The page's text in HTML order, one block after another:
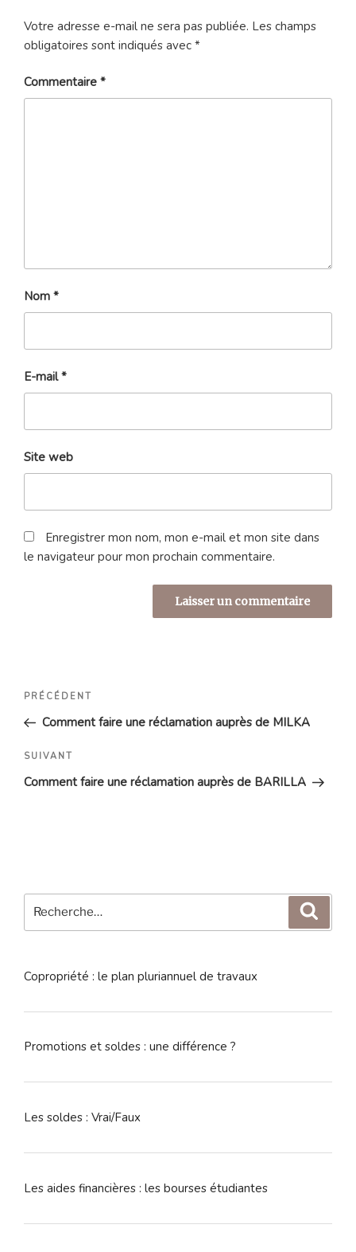
Votre adresse e-mail ne sera pas publiée. Les champs
obligatoires sont indiqués avec *
Commentaire *
Nom *
E-mail*
Site web
Enregistrer mon nom, mon e-mail et mon site dans
le navigateur pour mon prochain commentaire.
Navigation
l’article
Article
précédent
PRÉCÉDENT
Comment faire une réclamation auprès de MILKA
Article
suivant
SUIVANT
Comment faire une réclamation auprès de BARILLA
pour
Copropriété : le plan pluriannuel de travaux
Promotions et soldes : une différence ?
Les soldes : Vrai/Faux
Les aides financières : les bourses étudiantes